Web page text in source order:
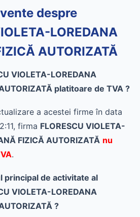
despre
LOREDANA
AUTORIZATĂ
VIOLETA-LOREDANA
platitoare de TVA ?
a acestei firme în data
firma FLORESCU VIOLETA-
FIZICĂ AUTORIZATĂ nu
.
principal de activitate al
VIOLETA-LOREDANA
?